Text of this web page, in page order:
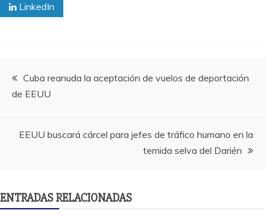
LinkedIn
Navegación
de
entradas
Cuba reanuda la aceptación de vuelos de deportación
de EEUU
EEUU buscará cárcel para jefes de tráfico humano en la
temida selva del Darién
ENTRADAS RELACIONADAS